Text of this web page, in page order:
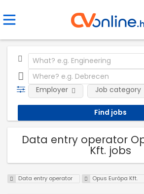
Employer Job category
Data entry operator
Kft. jobs
Data entry operator Opus Európa Kft.